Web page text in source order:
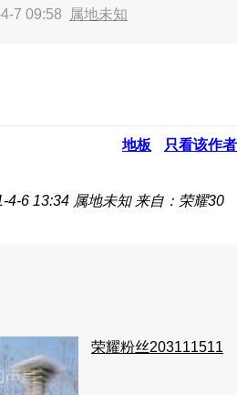
7 09:58 属地未知
地板 只看该作者
4-6 13:34 属地未知 来自：荣耀30
荣耀粉丝203111511